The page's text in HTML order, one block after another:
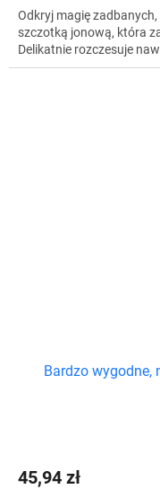
Odkryj magię
szczotką jonową, która
Delikatnie rozczesuje
Bardzo wygodne,
45,94 zł